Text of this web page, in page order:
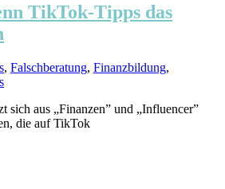
TikTok-Tipps das
, Falschberatung, Finanzbildung,
sich aus „Finanzen” und „Influencer”
die auf TikTok